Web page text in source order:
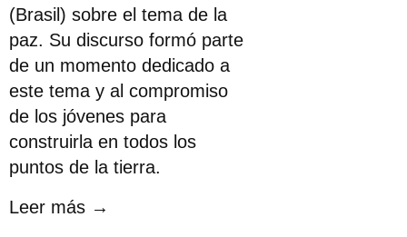
(Brasil) sobre el tema de la
paz. Su discurso formó parte
de un momento dedicado a
este tema y al compromiso
de los jóvenes para
construirla en todos los
puntos de la tierra.
Leer más →